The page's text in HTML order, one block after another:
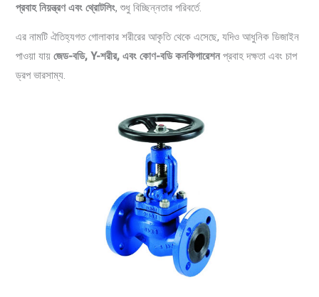
প্রবাহ নিয়ন্ত্রণ এবং থ্রোটলিং, শুধু বিচ্ছিন্নতার পরিবর্তে.
এর নামটি ঐতিহ্যগত গোলাকার শরীরের আকৃতি থেকে এসেছে, যদিও আধুনিক ডিজাইন
পাওয়া যায়জেড-বডি, Y-শরীর, এবং কোণ-বডি কনফিগারেশনপ্রবাহ দক্ষতা এবং চাপ
ড্রপ ভারসাম্য.